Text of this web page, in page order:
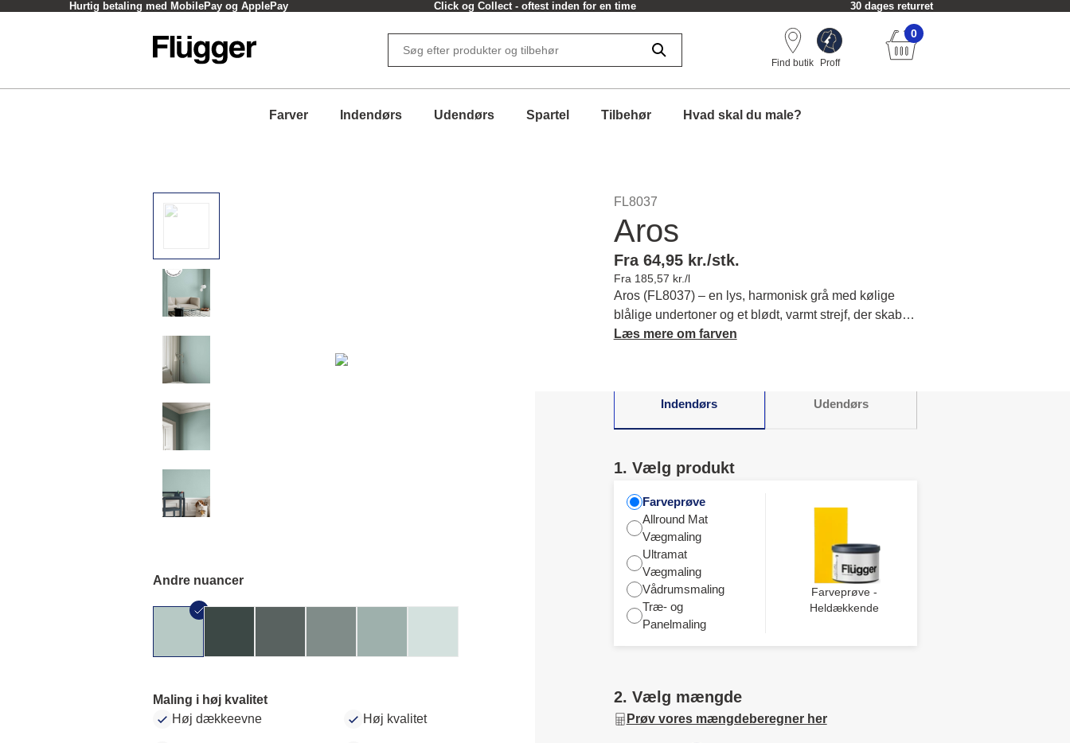
Hurtig betaling med MobilePay og ApplePay Click og Collect - oftest inden for en time 30 dages returret
Find butik Proff
0
Farver Indendørs Udendørs Spartel Tilbehør Hvad skal du male?
Andre nuancer
Maling i høj kvalitet
Høj dækkeevne
Høj kvalitet
FL8037
Aros
Fra 64,95 kr./stk.
Fra 185,57 kr./l
Aros (FL8037) – en lys, harmonisk grå med kølige
blålige undertoner og et blødt, varmt strejf, der skaber
en rolig atmosfære i din indretning. Læs mere om
Læs mere om farven
Indendørs Udendørs
1. Vælg produkt
Farveprøve
Allround Mat
Vægmaling
Ultramat
Vægmaling
Vådrumsmaling
Træ- og
Panelmaling
Farveprøve -
Heldækkende
2. Vælg mængde
Prøv vores mængdeberegner her